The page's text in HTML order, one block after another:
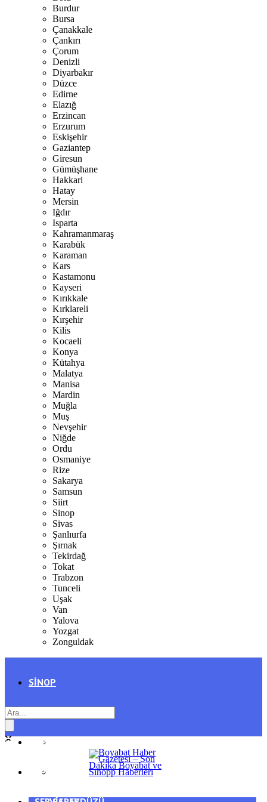
Burdur
Bursa
Çanakkale
Çankırı
Çorum
Denizli
Diyarbakır
Düzce
Edirne
Elazığ
Erzincan
Erzurum
Eskişehir
Gaziantep
Giresun
Gümüşhane
Hakkari
Hatay
Mersin
Iğdır
Isparta
Kahramanmaraş
Karabük
Karaman
Kars
Kastamonu
Kayseri
Kırıkkale
Kırklareli
Kırşehir
Kilis
Kocaeli
Konya
Kütahya
Malatya
Manisa
Mardin
Muğla
Muş
Nevşehir
Niğde
Ordu
Osmaniye
Rize
Sakarya
Samsun
Siirt
Sinop
Sivas
Şanlıurfa
Şırnak
Tekirdağ
Tokat
Trabzon
Tunceli
Uşak
Van
Yalova
Yozgat
Zonguldak
SINOP
AYANCIK
GENEL
SPOR